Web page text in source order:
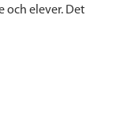
och elever. Det